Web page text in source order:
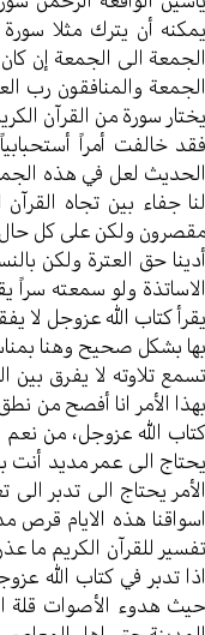
يمكنه أن يترك مثلا
الجمعة الى الجمعة إن
الجمعة والمنافقون رب
يختار سورة من القرآن
فقد خالفت أمراً
الحديث لعل في هذه
لنا جفاء بين تجاه
مقصرون ولكن على كل
أدينا حق العترة ولكن
الاساتذة ولو سمعته سراً
يقرأ كتاب الله عزوجل لا
بها بشكل صحيح وهنا
تسمع تلاوته لا يفرق
بهذا الأمر انا أفصح من
كتاب الله عزوجل، من نعم
يحتاج الى عمر مديد أنت
الأمر يحتاج الى تدبر الى
اسواقنا هذه الايام قرص
تفسير للقرآن الكريم ما
اذا تدبر في كتاب الله
حيث هدوء الأصوات قلة